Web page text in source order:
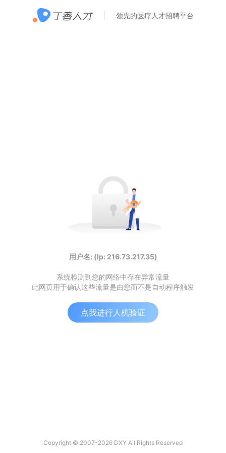
领先的医疗人才招聘平台
用户名: (Ip: 216.73.217.35)
系统检测到您的网络中存在异常流量
此网页用于确认这些流量是由您而不是自动程序触发
点我进行人机验证
Copyright © 2007-2026 DXY All Rights Reserved